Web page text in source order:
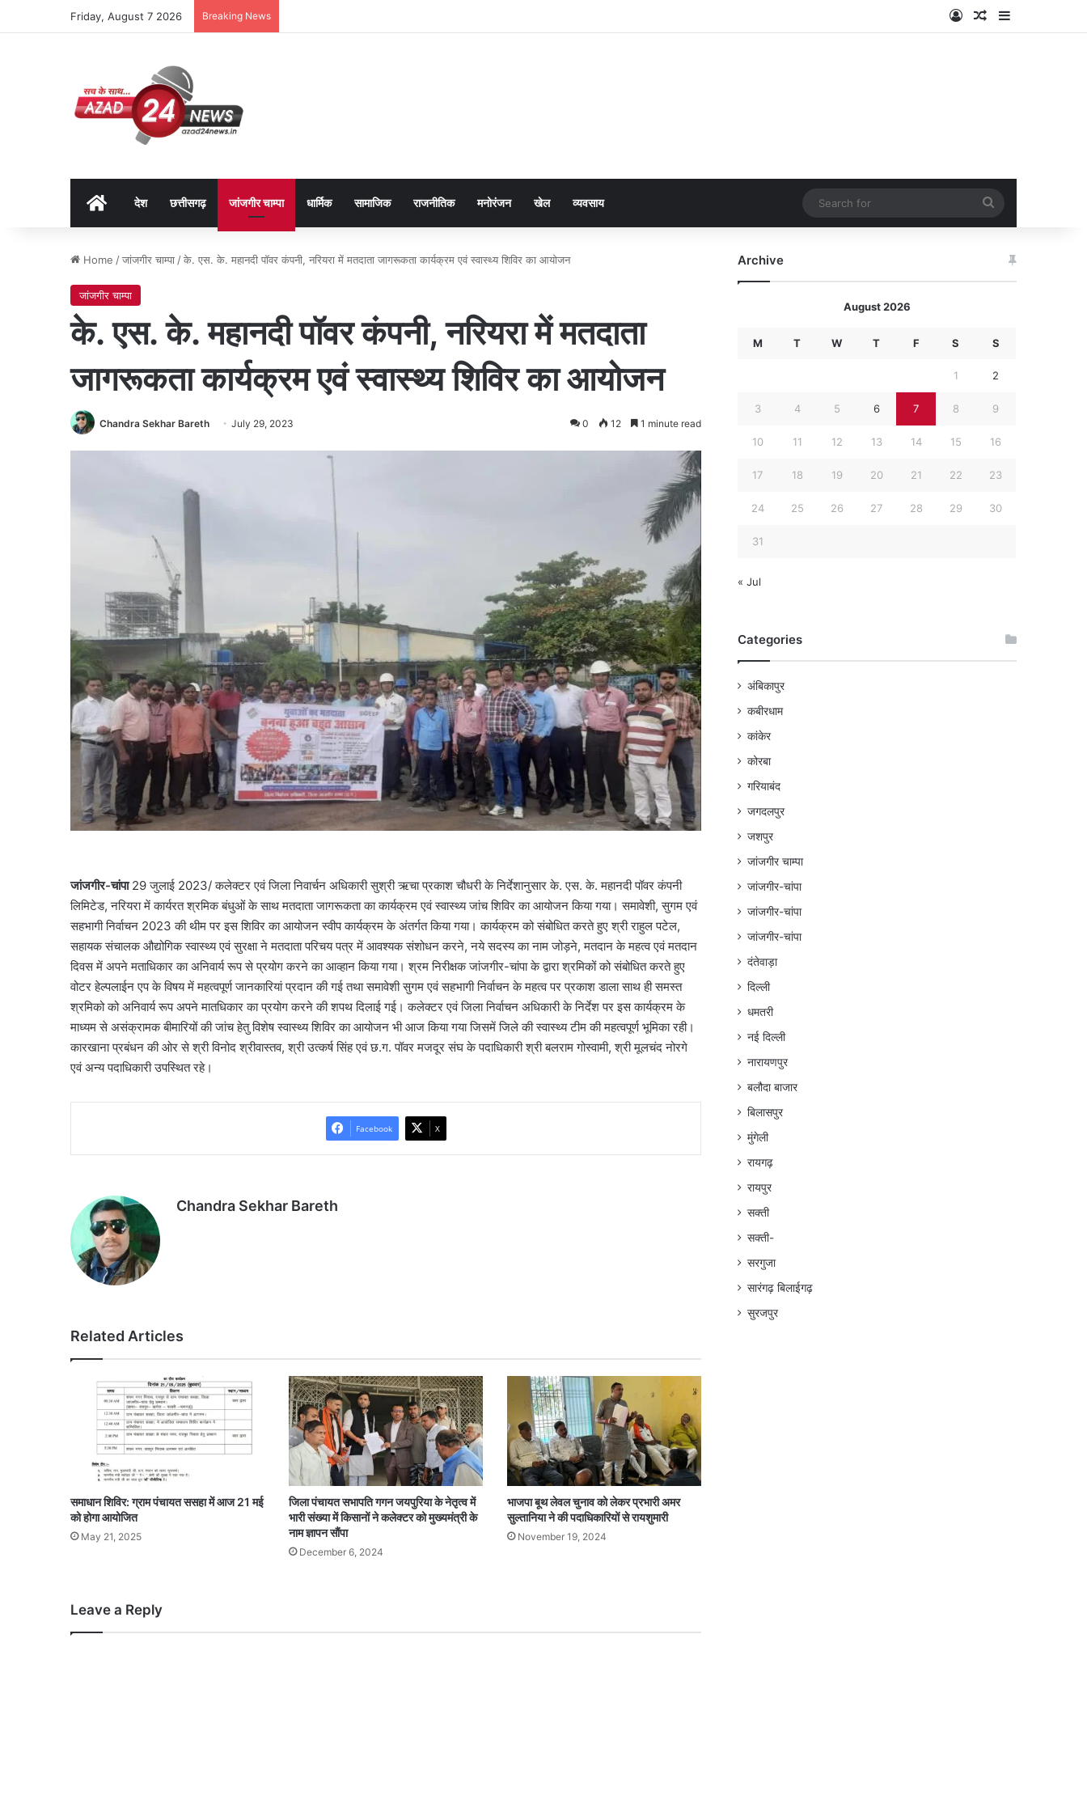
Friday, August 7 2026 Breaking News Log InRandom Article
Sidebar
Homeदेश छत्तीसगढ़ जांजगीर चाम्पा धार्मिक सामाजिक राजनीतिक मनोरंजन खेल व्यवसाय
for
Home /जांजगीर चाम्पा /के. एस. के. महानदी पॉवर कंपनी, नरियरा में मतदाता जागरूकता कार्यक्रम एवं स्वास्थ्य शिविर का आयोजन
जांजगीर चाम्पा
के. एस. के. महानदी पॉवर कंपनी, नरियरा में मतदाता
जागरूकता कार्यक्रम एवं स्वास्थ्य शिविर का आयोजन
Chandra Sekhar Bareth July 29, 2023 0 12 1 minute read
जांजगीर-चांपा29 जुलाई 2023/ कलेक्टर एवं जिला निवार्चन अधिकारी सुश्री ऋचा प्रकाश चौधरी के निर्देशानुसार के. एस. के. महानदी पॉवर कंपनी
लिमिटेड, नरियरा में कार्यरत श्रमिक बंधुओं के साथ मतदाता जागरूकता का कार्यक्रम एवं स्वास्थ्य जांच शिविर का आयोजन किया गया। समावेशी, सुगम एवं
सहभागी निर्वाचन 2023 की थीम पर इस शिविर का आयोजन स्वीप कार्यक्रम के अंतर्गत किया गया। कार्यक्रम को संबोधित करते हुए श्री राहुल पटेल,
सहायक संचालक औद्योगिक स्वास्थ्य एवं सुरक्षा ने मतदाता परिचय पत्र में आवश्यक संशोधन करने, नये सदस्य का नाम जोड़ने, मतदान के महत्व एवं मतदान
दिवस में अपने मताधिकार का अनिवार्य रूप से प्रयोग करने का आव्हान किया गया। श्रम निरीक्षक जांजगीर-चांपा के द्वारा श्रमिकों को संबोधित करते हुए
वोटर हेल्पलाईन एप के विषय में महत्वपूर्ण जानकारियां प्रदान की गई तथा समावेशी सुगम एवं सहभागी निर्वाचन के महत्व पर प्रकाश डाला साथ ही समस्त
श्रमिको को अनिवार्य रूप अपने मातधिकार का प्रयोग करने की शपथ दिलाई गई। कलेक्टर एवं जिला निर्वाचन अधिकारी के निर्देश पर इस कार्यक्रम के
माध्यम से असंक्रामक बीमारियों की जांच हेतु विशेष स्वास्थ्य शिविर का आयोजन भी आज किया गया जिसमें जिले की स्वास्थ्य टीम की महत्वपूर्ण भूमिका रही।
कारखाना प्रबंधन की ओर से श्री विनोद श्रीवास्तव, श्री उत्कर्ष सिंह एवं छ.ग. पॉवर मजदूर संघ के पदाधिकारी श्री बलराम गोस्वामी, श्री मूलचंद नोरगे
एवं अन्य पदाधिकारी उपस्थित रहे।
Facebook X
Chandra Sekhar Bareth
Related Articles
समाधान शिविर: ग्राम पंचायत ससहा में आज 21 मई
को होगा आयोजित
May 21, 2025
जिला पंचायत सभापति गगन जयपुरिया के नेतृत्व में
भारी संख्या में किसानों ने कलेक्टर को मुख्यमंत्री के
नाम ज्ञापन सौंपा
December 6, 2024
भाजपा बूथ लेवल चुनाव को लेकर प्रभारी अमर
सुल्तानिया ने की पदाधिकारियों से रायशुमारी
November 19, 2024
Leave a Reply
Archive
August 2026
M T W T F S S
1 2
3 4 5 6 7 8 9
10 11 12 13 14 15 16
17 18 19 20 21 22 23
24 25 26 27 28 29 30
31
« Jul
Categories
अंबिकापुर
कबीरधाम
कांकेर
कोरबा
गरियाबंद
जगदलपुर
जशपुर
जांजगीर चाम्पा
जांजगीर-चांपा
जांजगीर-चांपा
जांजगीर-चांपा
दंतेवाड़ा
दिल्ली
धमतरी
नई दिल्ली
नारायणपुर
बलौदा बाजार
बिलासपुर
मुंगेली
रायगढ़
रायपुर
सक्ती
सक्ती-
सरगुजा
सारंगढ़ बिलाईगढ़
सुरजपुर